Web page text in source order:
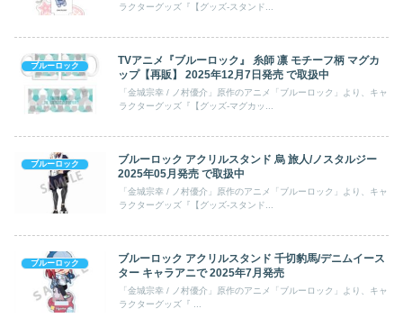
ラクターグッズ『【グッズ-スタンド...
ブルーロック
TVアニメ『ブルーロック』 糸師 凛 モチーフ柄 マグカ
ップ【再販】 2025年12月7日発売 で取扱中
「金城宗幸 / ノ村優介」原作のアニメ「ブルーロック」より、キャ
ラクターグッズ『【グッズ-マグカッ...
ブルーロック
ブルーロック アクリルスタンド 烏 旅人/ノスタルジー
2025年05月発売 で取扱中
「金城宗幸 / ノ村優介」原作のアニメ「ブルーロック」より、キャ
ラクターグッズ『【グッズ-スタンド...
ブルーロック
ブルーロック アクリルスタンド 千切豹馬/デニムイース
ター キャラアニで 2025年7月発売
「金城宗幸 / ノ村優介」原作のアニメ「ブルーロック」より、キャ